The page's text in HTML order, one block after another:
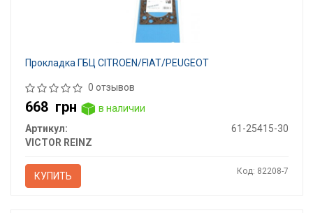
Прокладка ГБЦ CITROEN/FIAT/PEUGEOT
0 отзывов
668 грн
в наличии
Артикул:
61-25415-30
VICTOR REINZ
КУПИТЬ Код: 82208-7